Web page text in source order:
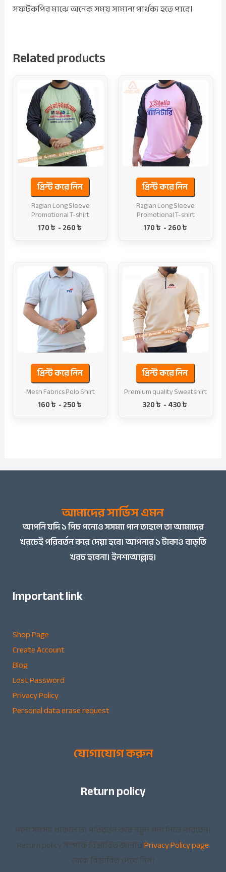
সফটকপির মাঝে অনেক সময় সামান্য পার্থক্য হতে পারে।
Related products
প্রিন্ট করে নিন
Raglan Long Sleeve
Promotional T-shirt
170৳ -260৳
প্রিন্ট করে নিন
Raglan Long Sleeve
Promotional T-shirt
170৳ -260৳
প্রিন্ট করে নিন
Mesh Fabrics Polo Shirt
160৳ -250৳
প্রিন্ট করে নিন
Premium quality Sweatshirt
320৳ -430৳
আমাদের সার্ভিস এমন
আপনিযদি ১ পিচ পন্যেও সসম্যা পান তাহলে তা আমাদের
খরচেই পরিবর্তন করে দেয়া হবে। আপনার ১ টাকাও বাড়তি
খরচ হবেনা। ইনশাআল্লাহ।
Important link
Shop Page
Create Account
Blog
Lost Password
Privacy Policy
Personal data erase request
যোগাযোগ করুন
Return policy
পন্যে সমস্যা থাকলে তা পরিবর্তন করে নতুন পন্য নিতে পারবেন।
Return policy সম্পর্কে বিস্তারিত জানতেPrivacy Policy page
থেকে বিস্তারিত দেখে নিন।